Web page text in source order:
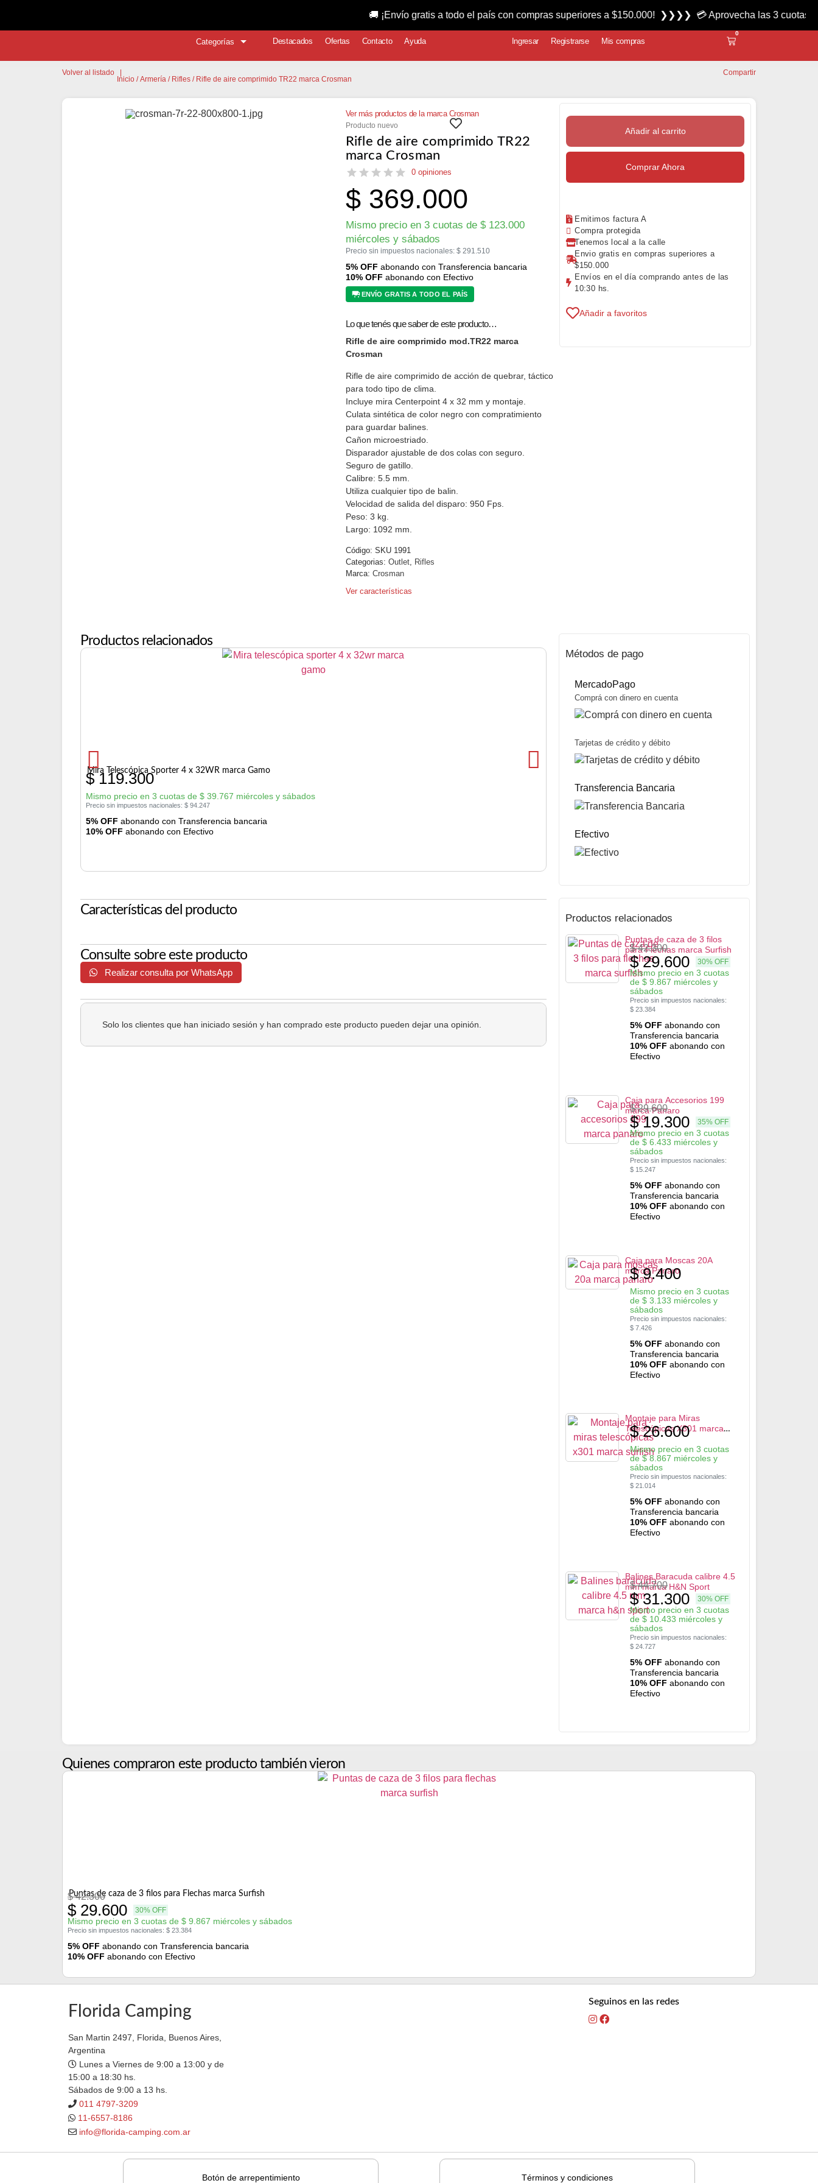
Categorías Destacados Ofertas Contacto Ayuda Ingresar Registrarse Mis compras
0
Volver al listado
Inicio /Armería / Rifles / Rifle de aire comprimido TR22 marca Crosman
Compartir
Ver más productos de la marca Crosman
Producto nuevo
Rifle de aire comprimido TR22
marca Crosman
0 opiniones
$369.000
Mismo precio en 3 cuotas de $123.000
miércoles y sábados
Precio sin impuestos nacionales: $291.510
5% OFF abonando con Transferencia bancaria
10% OFF abonando con Efectivo
ENVÍO GRATIS A TODO EL PAÍS
Lo que tenés que saber de este producto…
Rifle de aire comprimido mod.TR22 marca
Crosman
Rifle de aire comprimido de acción de quebrar, táctico
para todo tipo de clima.
Incluye mira Centerpoint 4 x 32 mm y montaje.
Culata sintética de color negro con compratimiento
para guardar balines.
Cañon microestriado.
Disparador ajustable de dos colas con seguro.
Seguro de gatillo.
Calibre: 5.5 mm.
Utiliza cualquier tipo de balin.
Velocidad de salida del disparo: 950 Fps.
Peso: 3 kg.
Largo: 1092 mm.
Código: SKU 1991
Categorias: Outlet,
Rifles
Marca: Crosman
Ver características
Añadir al carrito
Comprar Ahora
Emitimos factura A
Compra protegida
Tenemos local a la calle
Envio gratis en compras superiores a
$150.000
Envíos en el día comprando antes de las
10:30 hs.
Añadir a favoritos
Productos relacionados
Mira Telescópica Sporter 4 x 32WR marca Gamo
$119.300
Mismo precio en 3 cuotas de $ 39.767 miércoles y sábados
Precio sin impuestos nacionales: $ 94.247
5% OFF abonando con Transferencia bancaria
10% OFF abonando con Efectivo
5.000 55% OFF
Mismo precio en 3 cuotas de
Precio sin impuestos nacionales:$3.950
10% OFFabonando con Efectivo
Características del producto
Consulte sobre este producto
Realizar consulta por WhatsApp
Solo los clientes que han iniciado sesión y han comprado este producto pueden dejar una opinión.
Métodos de pago
MercadoPago
Comprá con dinero en cuenta
Tarjetas de crédito y débito
Transferencia Bancaria
Efectivo
Productos relacionados
Puntas de caza de 3 filos
para Flechas marca Surfish
$42.300
$29.600 30% OFF
Mismo precio en 3 cuotas
de $9.867 miércoles y
sábados
Precio sin impuestos nacionales:
$23.384
5% OFF abonando con
Transferencia bancaria
10% OFF abonando con
Efectivo
Caja para Accesorios 199
marca Panaro
$29.600
$19.300 35% OFF
Mismo precio en 3 cuotas
de $6.433 miércoles y
sábados
Precio sin impuestos nacionales:
$15.247
5% OFF abonando con
Transferencia bancaria
10% OFF abonando con
Efectivo
Caja para Moscas 20A
marca Panaro
$9.400
Mismo precio en 3 cuotas
de $3.133 miércoles y
sábados
Precio sin impuestos nacionales:
$7.426
5% OFF abonando con
Transferencia bancaria
10% OFF abonando con
Efectivo
Montaje para Miras
Telescópicas X301 marca
Surfish
$26.600
Mismo precio en 3 cuotas
de$8.867 miércoles y
sábados
Precio sin impuestos nacionales:
$21.014
5% OFF abonando con
Transferencia bancaria
10% OFF abonando con
Efectivo
Balines Baracuda calibre 4.5
mm marca H&N Sport
$44.700
$31.300 30% OFF
Mismo precio en 3 cuotas
de $10.433 miércoles y
sábados
Precio sin impuestos nacionales:
$24.727
5% OFF abonando con
Transferencia bancaria
10% OFF abonando con
Efectivo
Quienes compraron este producto también vieron
Puntas de caza de 3 filos para Flechas marca Surfish
$42.300
$ 29.600 30% OFF
Mismo precio en 3 cuotas de $ 9.867 miércoles y sábados
Precio sin impuestos nacionales: $ 23.384
5% OFF abonando con Transferencia bancaria
10% OFF abonando con Efectivo
Florida Camping
San Martin 2497, Florida, Buenos Aires,
Argentina
Lunes a Viernes de 9:00 a 13:00 y de
15:00 a 18:30 hs.
Sábados de 9:00 a 13 hs.
011 4797-3209
11-6557-8186
info@florida-camping.com.ar
Seguinos en las redes
Botón de arrepentimiento Términos y condiciones
🚚 ¡Envío gratis a todo el país con compras superiores a $150.000! ❯❯❯❯ 💳 Aprovecha las 3 cuotas sin interés